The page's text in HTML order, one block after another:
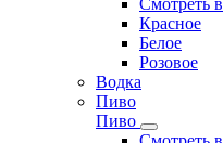
Смотреть
Красное
Белое
Розовое
Водка
Пиво
Пиво